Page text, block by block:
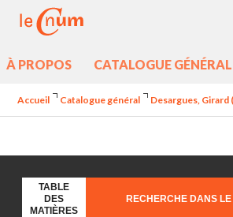
À PROPOS CATALOGUE GÉNÉRAL
Accueil Catalogue général Desargues, Girard
TABLE
DES
MATIÈRES
RECHERCHE DANS